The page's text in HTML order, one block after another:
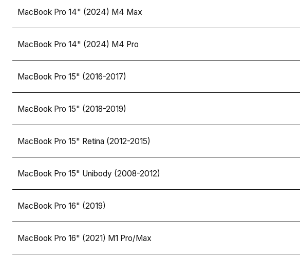
MacBook Pro 14" (2024) M4 Max
MacBook Pro 14" (2024) M4 Pro
MacBook Pro 15" (2016-2017)
MacBook Pro 15" (2018-2019)
MacBook Pro 15" Retina (2012-2015)
MacBook Pro 15" Unibody (2008-2012)
MacBook Pro 16" (2019)
MacBook Pro 16" (2021) M1 Pro/Max